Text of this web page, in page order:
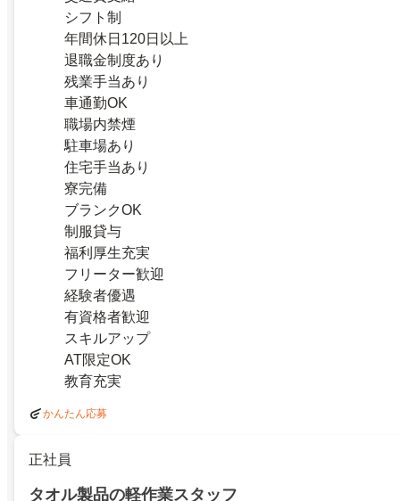
シフト制
年間休日120日以上
退職金制度あり
残業手当あり
車通勤OK
職場内禁煙
駐車場あり
住宅手当あり
寮完備
ブランクOK
制服貸与
福利厚生充実
フリーター歓迎
経験者優遇
有資格者歓迎
スキルアップ
AT限定OK
教育充実
かんたん応募
正社員
タオル製品の軽作業スタッフ